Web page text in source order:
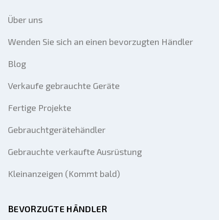
Über uns
Wenden Sie sich an einen bevorzugten Händler
Blog
Verkaufe gebrauchte Geräte
Fertige Projekte
Gebrauchtgerätehändler
Gebrauchte verkaufte Ausrüstung
Kleinanzeigen (Kommt bald)
BEVORZUGTE HÄNDLER